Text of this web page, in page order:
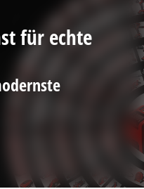
für echte